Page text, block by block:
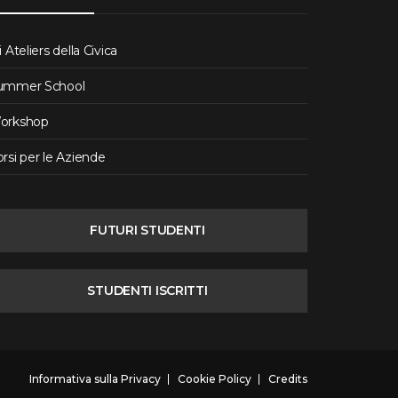
Ateliers della Civica
School
per le Aziende
FUTURI STUDENTI
STUDENTI ISCRITTI
Informativa sulla Privacy Cookie Policy Credits